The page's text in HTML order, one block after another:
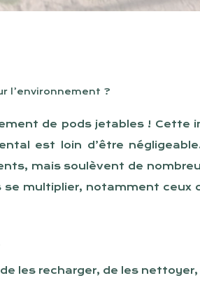
l’environnement ?
de pods jetables ! Cette
est loin d’être
mais soulèvent de
multiplier, notamment ceux
les recharger, de les